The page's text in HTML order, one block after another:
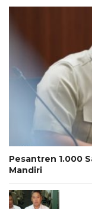
Pesantren 1.000
Mandiri